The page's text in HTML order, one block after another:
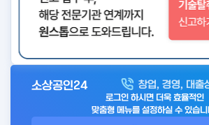
아
소상공인24 창업, 경영, 대
로그인 하시면 더욱 효율적인
맞춤형 메뉴를 설정하실 수 있습니